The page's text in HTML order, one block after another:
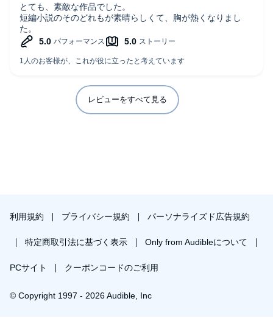
とても、素敵な作品でした。
短編小説のそのどれもが素晴らしくて、胸が熱くなりまし
た。
レビューをすべて見る
利用規約 プライバシー規約 パーソナライズド広告規約
特定商取引法に基づく表示 Only from Audibleについて
PCサイト クーポンコードのご利用
© Copyright 1997 - 2026 Audible, Inc